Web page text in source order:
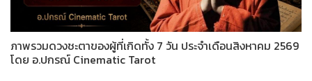
ภาพรวมดวงชะตาของผู้ที่เกิดทั้ง 7 วัน ประจำเดือนสิงหาคม 2569
โดย อ.ปกรณ์ Cinematic Tarot